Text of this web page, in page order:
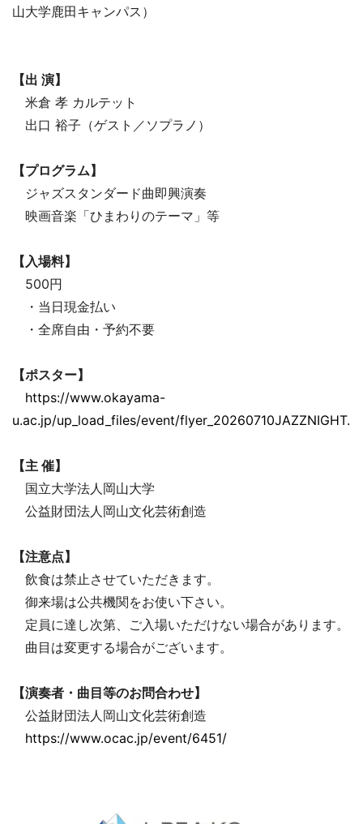
山大学鹿田キャンパス）
【出 演】
米倉 孝 カルテット
出口 裕子（ゲスト／ソプラノ）
【プログラム】
ジャズスタンダード曲即興演奏
映画音楽「ひまわりのテーマ」等
【入場料】
500円
・当日現金払い
・全席自由・予約不要
【ポスター】
https://www.okayama-
u.ac.jp/up_load_files/event/
【主 催】
国立大学法人岡山大学
公益財団法人岡山文化芸術創造
【注意点】
飲食は禁止させていただきます。
御来場は公共機関をお使い下さい。
定員に達し次第、ご入場いただけない場合があります。
曲目は変更する場合がございます。
【演奏者・曲目等のお問合わせ】
公益財団法人岡山文化芸術創造
https://www.ocac.jp/event/6451/